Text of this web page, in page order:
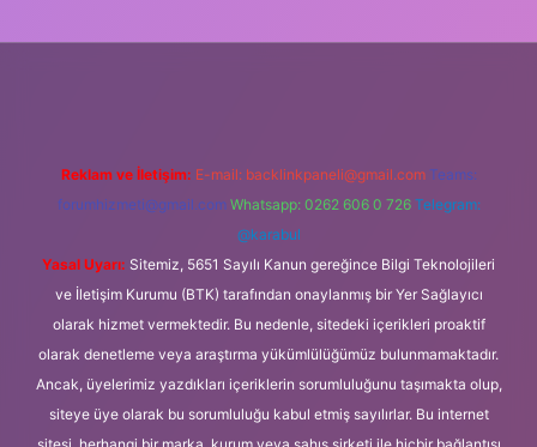
Reklam ve İletişim: E-mail: backlinkpaneli@gmail.com Teams:
forumhizmeti@gmail.com Whatsapp: 0262 606 0 726 Telegram:
@karabul
Yasal Uyarı: Sitemiz, 5651 Sayılı Kanun gereğince Bilgi Teknolojileri
ve İletişim Kurumu (BTK) tarafından onaylanmış bir Yer Sağlayıcı
olarak hizmet vermektedir. Bu nedenle, sitedeki içerikleri proaktif
olarak denetleme veya araştırma yükümlülüğümüz bulunmamaktadır.
Ancak, üyelerimiz yazdıkları içeriklerin sorumluluğunu taşımakta olup,
siteye üye olarak bu sorumluluğu kabul etmiş sayılırlar. Bu internet